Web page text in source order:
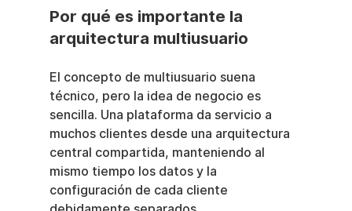
Por qué es importante la
arquitectura multiusuario
El concepto de multiusuario suena
técnico, pero la idea de negocio es
sencilla. Una plataforma da servicio a
muchos clientes desde una arquitectura
central compartida, manteniendo al
mismo tiempo los datos y la
configuración de cada cliente